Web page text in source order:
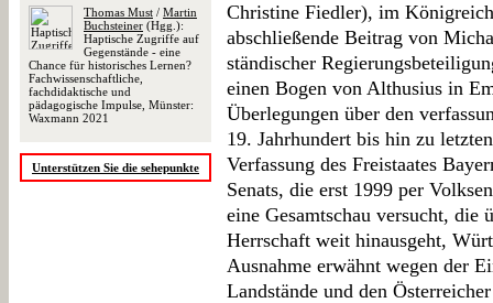
Thomas Must / Martin
Buchsteiner (Hgg.):
Haptische Zugriffe auf
Gegenstände - eine
Chance für historisches Lernen?
Fachwissenschaftliche,
fachdidaktische und
pädagogische Impulse, Münster:
Waxmann 2021
Unterstützen Sie die sehepunkte
Christine Fiedler), im
abschließende Beitrag von
ständischer
einen Bogen von Althusius in
Überlegungen über den
19. Jahrhundert bis hin zu
Verfassung des Freistaates
Senats, die erst 1999 per
eine Gesamtschau versucht, die
Herrschaft weit hinausgeht,
Ausnahme erwähnt wegen der
Landstände und den